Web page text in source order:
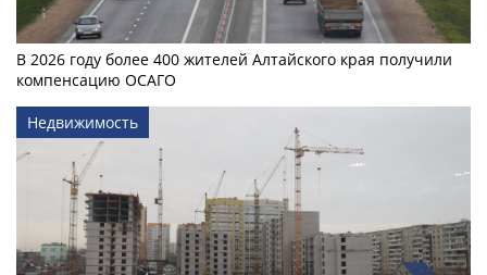
В 2026 году более 400 жителей Алтайского края получили
компенсацию ОСАГО
Недвижимость